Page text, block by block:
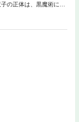
の正体は、黒魔術に傾
して弄ばれる、桜井の
詰め込んだ、うぐい
いバレンタイン/星空パ